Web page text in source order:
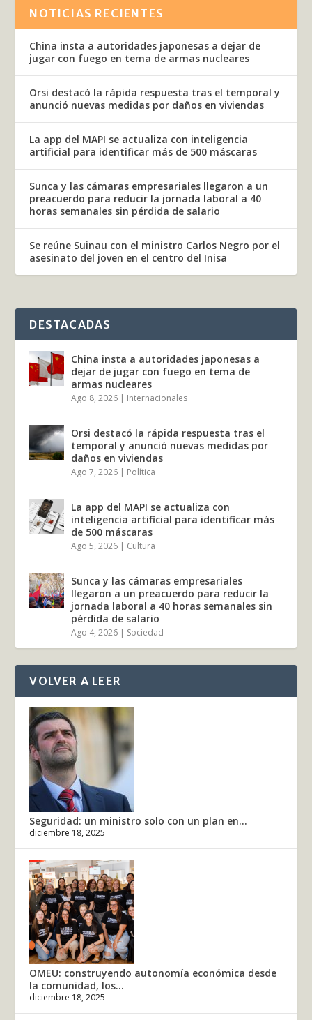
NOTICIAS RECIENTES
China insta a autoridades japonesas a dejar de
jugar con fuego en tema de armas nucleares
Orsi destacó la rápida respuesta tras el temporal y
anunció nuevas medidas por daños en viviendas
La app del MAPI se actualiza con inteligencia
artificial para identificar más de 500 máscaras
Sunca y las cámaras empresariales llegaron a un
preacuerdo para reducir la jornada laboral a 40
horas semanales sin pérdida de salario
Se reúne Suinau con el ministro Carlos Negro por el
asesinato del joven en el centro del Inisa
DESTACADAS
China insta a autoridades japonesas a
dejar de jugar con fuego en tema de
armas nucleares
Ago 8, 2026 | Internacionales
Orsi destacó la rápida respuesta tras el
temporal y anunció nuevas medidas por
daños en viviendas
Ago 7, 2026 | Política
La app del MAPI se actualiza con
inteligencia artificial para identificar más
de 500 máscaras
Ago 5, 2026 | Cultura
Sunca y las cámaras empresariales
llegaron a un preacuerdo para reducir la
jornada laboral a 40 horas semanales sin
pérdida de salario
Ago 4, 2026 | Sociedad
VOLVER A LEER
Seguridad: un ministro solo con un plan en...
diciembre 18, 2025
OMEU: construyendo autonomía económica desde
la comunidad, los...
diciembre 18, 2025